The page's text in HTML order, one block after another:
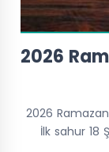
2026
2026
İlk sahur 18